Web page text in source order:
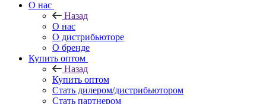
О нас
Назад
О нас
О дистрибьюторе
О бренде
Купить оптом
Назад
Купить оптом
Стать дилером/дистрибьютором
Стать партнером